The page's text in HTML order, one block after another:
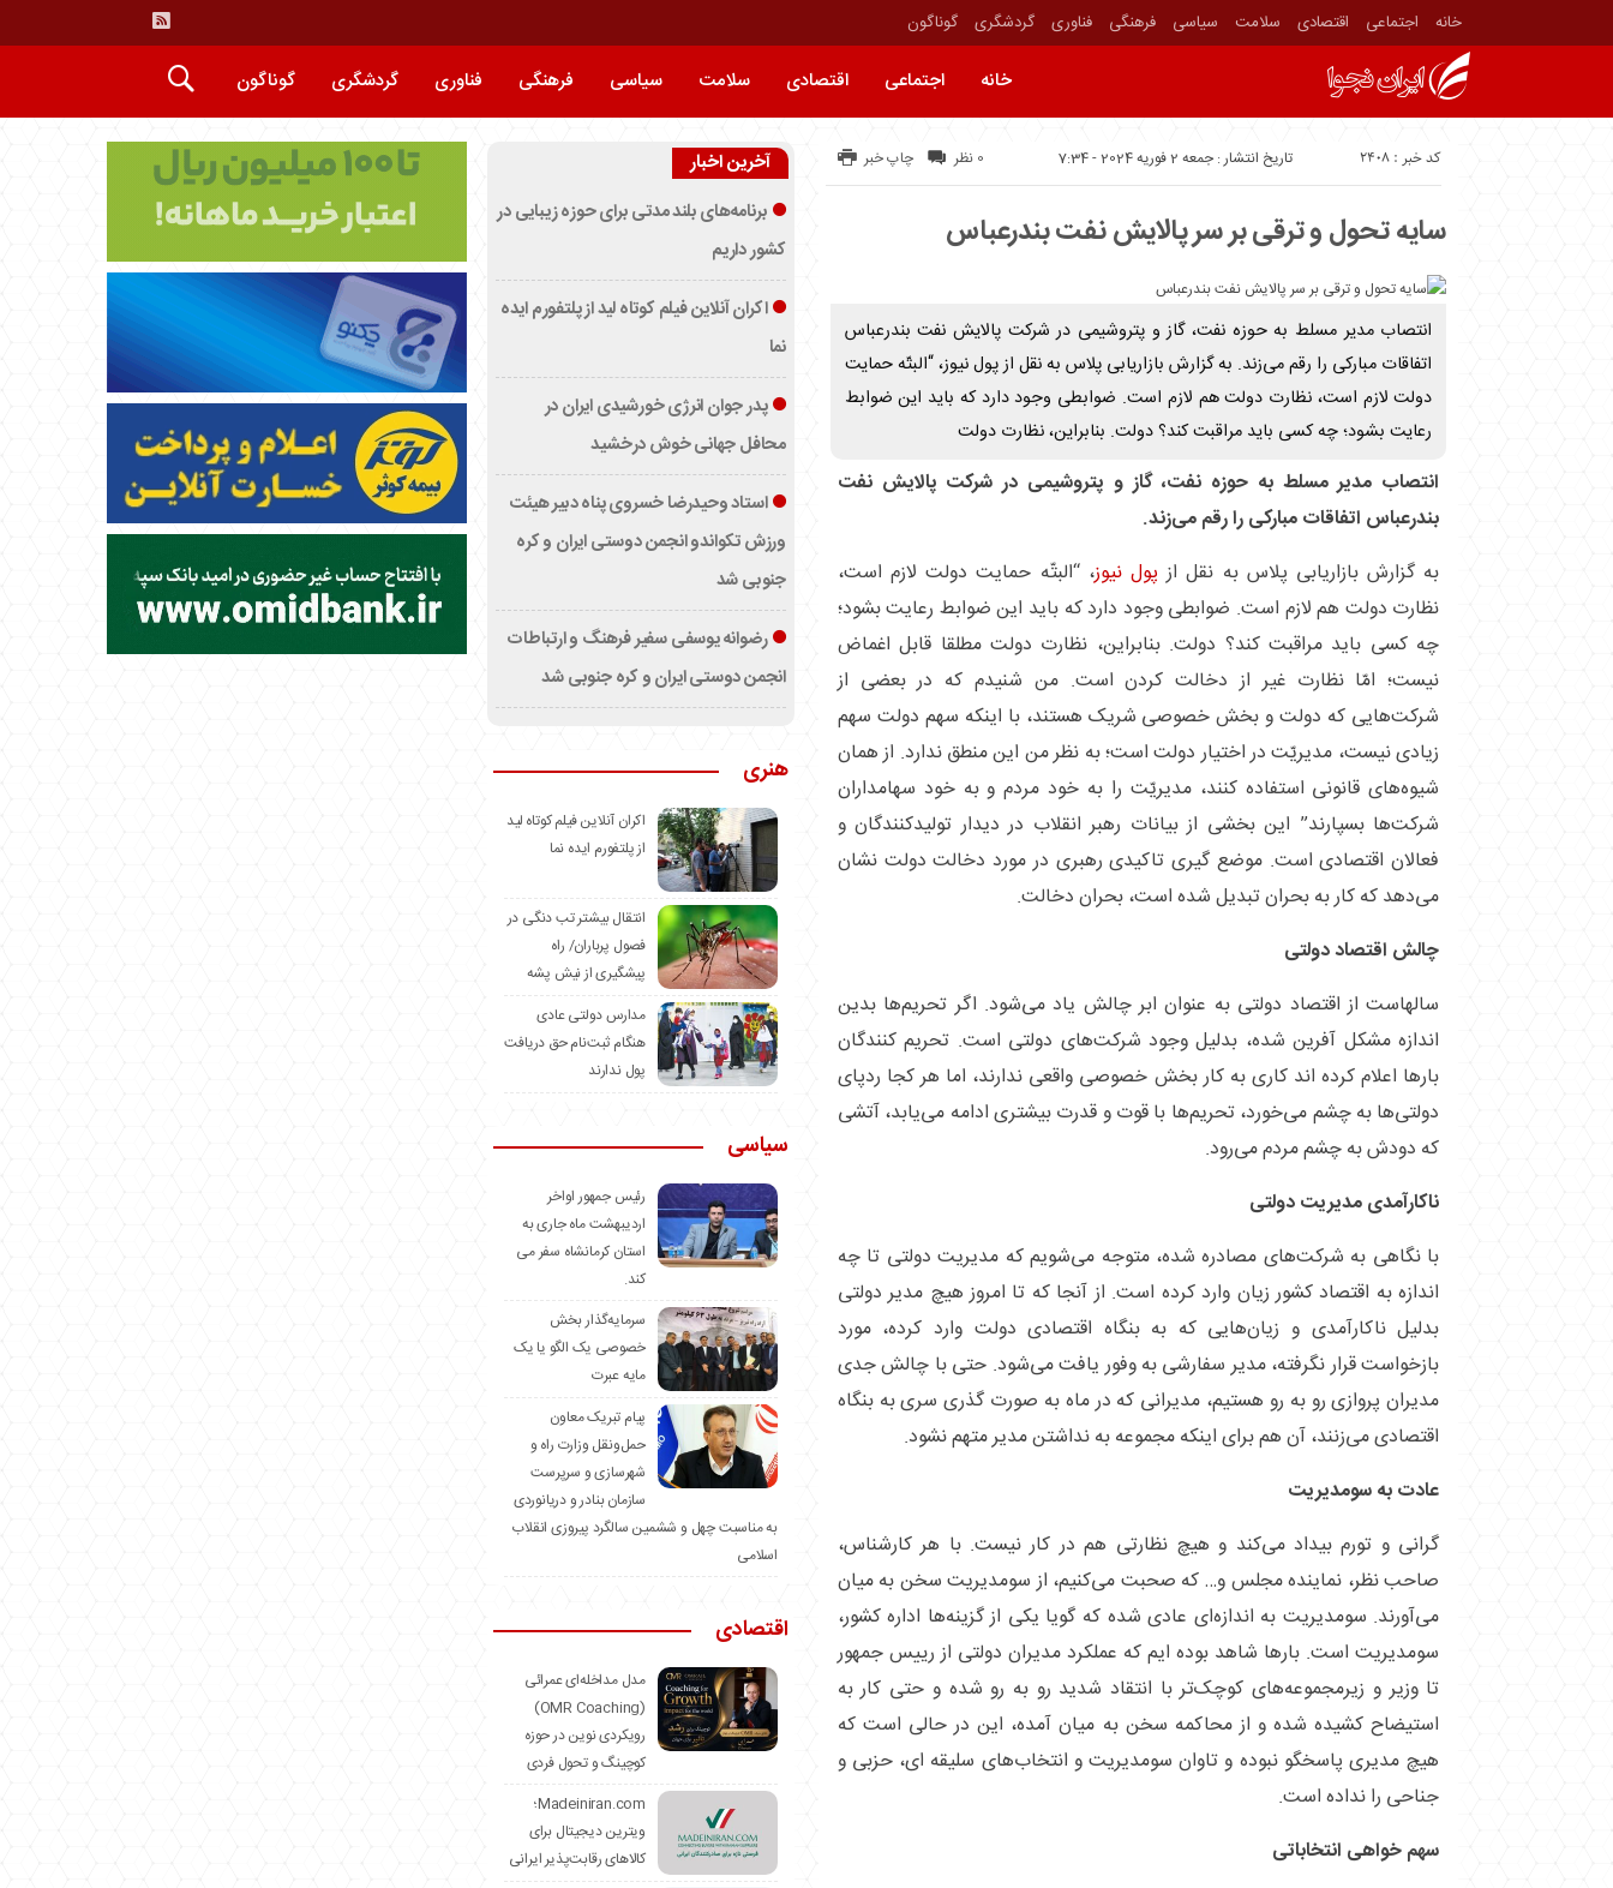
خانه اجتماعی اقتصادی سلامت سیاسی فرهنگی فناوری گردشگری گوناگون
خانه اجتماعی اقتصادی سلامت سیاسی فرهنگی فناوری گردشگری گوناگون
تاریخ انتشار : جمعه 2 فوریه 2024 - 7:34 کد خبر : 2408 چاپ خبر 0 نظر
سایه تحول و ترقی بر سر پالایش نفت بندرعباس
انتصاب مدیر مسلط به حوزه نفت، گاز و پتروشیمی در شرکت پالایش نفت بندرعباس
اتفاقات مبارکی را رقم می‌زند. به گزارش بازاریابی پلاس به نقل از پول نیوز، “البتّه حمایت
دولت لازم است، نظارت دولت هم لازم است. ضوابطی وجود دارد که باید این ضوابط
رعایت بشود؛ چه کسی باید مراقبت کند؟ دولت. بنابراین، نظارت دولت
انتصاب مدیر مسلط به حوزه نفت، گاز و پتروشیمی در شرکت پالایش نفت
بندرعباس اتفاقات مبارکی را رقم می‌زند.
به گزارش بازاریابی پلاس به نقل از پول نیوز، “البتّه حمایت دولت لازم است،
نظارت دولت هم لازم است. ضوابطی وجود دارد که باید این ضوابط رعایت بشود؛
چه کسی باید مراقبت کند؟ دولت. بنابراین، نظارت دولت مطلقا قابل اغماض
نیست؛ امّا نظارت غیر از دخالت کردن است. من شنیدم که در بعضی از
شرکت‌هایی که دولت و بخش خصوصی شریک هستند، با اینکه سهم دولت سهم
زیادی نیست، مدیریّت در اختیار دولت است؛ به نظر من این منطق ندارد. از همان
شیوه‌های قانونی استفاده کنند، مدیریّت را به خود مردم و به خود سهامداران
شرکت‌ها بسپارند” این بخشی از بیانات رهبر انقلاب در دیدار تولیدکنندگان و
فعالان اقتصادی است. موضع گیری تاکیدی رهبری در مورد دخالت دولت نشان
می‌دهد که کار به بحران تبدیل شده است، بحران دخالت.
چالش اقتصاد دولتی
سالهاست از اقتصاد دولتی به عنوان ابر چالش یاد می‌شود. اگر تحریم‌ها بدین
اندازه مشکل آفرین شده، بدلیل وجود شرکت‌های دولتی است. تحریم کنندگان
بار‌ها اعلام کرده اند کاری به کار بخش خصوصی واقعی ندارند، اما هر کجا ردپای
دولتی‌ها به چشم می‌خورد، تحریم‌ها با قوت و قدرت بیشتری ادامه می‌یابد، آتشی
که دودش به چشم مردم می‌رود.
ناکارآمدی مدیریت دولتی
با نگاهی به شرکت‌های مصادره شده، متوجه می‌شویم که مدیریت دولتی تا چه
اندازه به اقتصاد کشور زیان وارد کرده است. از آنجا که تا امروز هیچ مدیر دولتی
بدلیل ناکارآمدی و زیان‌هایی که به بنگاه اقتصادی دولت وارد کرده، مورد
بازخواست قرار نگرفته، مدیر سفارشی به وفور یافت می‌شود. حتی با چالش جدی
مدیران پروازی رو به رو هستیم، مدیرانی که در ماه به صورت گذری سری به بنگاه
اقتصادی می‌زنند، آن هم برای اینکه مجموعه به نداشتن مدیر متهم نشود.
عادت به سومدیریت
گرانی و تورم بیداد می‌کند و هیچ نظارتی هم در کار نیست. با هر کارشناس،
صاحب نظر، نماینده مجلس و… که صحبت می‌کنیم، از سومدیریت سخن به میان
می‌آورند. سومدیریت به اندازه‌ای عادی شده که گویا یکی از گزینه‌ها اداره کشور،
سومدیریت است. بار‌ها شاهد بوده ایم که عملکرد مدیران دولتی از رییس جمهور
تا وزیر و زیرمجموعه‌های کوچک‌تر با انتقاد شدید رو به رو شده و حتی کار به
استیضاح کشیده شده و از محاکمه سخن به میان آمده، این در حالی است که
هیچ مدیری پاسخگو نبوده و تاوان سومدیریت و انتخاب‌های سلیقه ای، حزبی و
جناحی را نداده است.
سهم خواهی انتخاباتی
آخرین اخبار
برنامه‌های بلند مدتی برای حوزه زیبایی در
کشور داریم
اکران آنلاین فیلم کوتاه لید از پلتفورم ایده
نما
پدر جوان انرژی خورشیدی ایران در
محافل جهانی خوش درخشید
استاد وحیدرضا خسروی پناه دبیر هیئت
ورزش تکواندو انجمن دوستی ایران و کره
جنوبی شد
رضوانه یوسفی سفیر فرهنگ و ارتباطات
انجمن دوستی ایران و کره جنوبی شد
هنری
اکران آنلاین فیلم کوتاه لید
از پلتفورم ایده نما
انتقال بیشتر تب دنگی در
فصول پرباران/ راه
پیشگیری از نیش پشه
مدارس دولتی عادی
هنگام ثبت‌نام حق دریافت
پول ندارند
سیاسی
رئیس جمهور اواخر
اردیبهشت ماه جاری به
استان کرمانشاه سفر می
کند.
سرمایه‌گذار بخش
خصوصی یک الگو یا یک
مایه عبرت
️پیام تبریک معاون
حمل‌ونقل وزارت راه و
شهرسازی و سرپرست
سازمان بنادر و دریانوردی
به مناسبت چهل و ششمین سالگرد پیروزی انقلاب
اسلامی
اقتصادی
مدل مداخله‌ای عمرائی
(OMR Coaching)
رویکردی نوین در حوزه
کوچینگ و تحول فردی
Madeiniran.com؛
ویترین دیجیتال برای
کالاهای رقابت‌پذیر ایرانی